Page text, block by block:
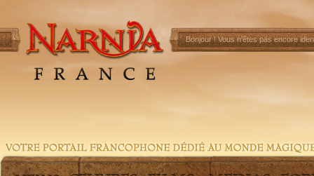
Bonjour !Vous n'êtes pas encore